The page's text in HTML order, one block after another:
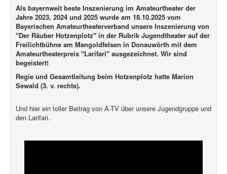
Als bayernweit beste Inszenierung im Amateurtheater der
Jahre 2023, 2024 und 2025 wurde am 18.10.2025 vom
Bayerischen Amateurtheaterverband unsere Inszenierung von
"Der Räuber Hotzenplotz" in der Rubrik Jugendtheater auf der
Freilichtbühne am Mangoldfelsen in Donauwörth mit dem
Amateurtheaterpreis "Larifari" ausgezeichnet. Wir sind
begeistert!
Regie und Gesamtleitung beim Hotzenplotz hatte Marion
Sewald (3. v. rechts).
Und hier ein toller Beitrag von A-TV über unsere Jugendgruppe und
den Larifari.